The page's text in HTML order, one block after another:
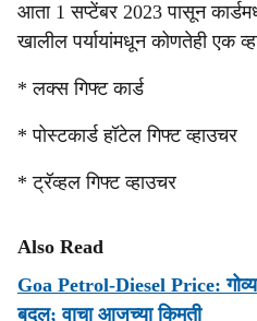
आता 1 सप्टेंबर 2023 पासून
खालील पर्यायांमधून कोणतेही एक
* लक्स गिफ्ट कार्ड
* पोस्टकार्ड हॉटेल गिफ्ट व्हाउचर
* ट्रॅव्हल गिफ्ट व्हाउचर
Also Read
Goa Petrol-Diesel Price:
बदल; वाचा आजच्या किमती